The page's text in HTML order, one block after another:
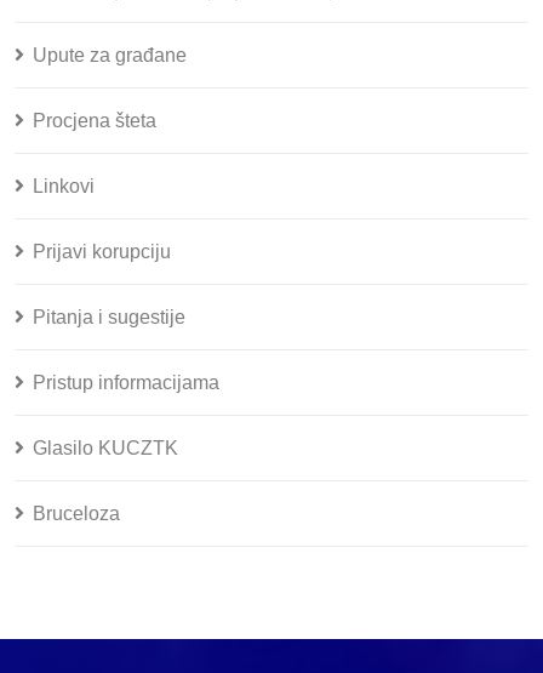
Upute za građane
Procjena šteta
Linkovi
Prijavi korupciju
Pitanja i sugestije
Pristup informacijama
Glasilo KUCZTK
Bruceloza